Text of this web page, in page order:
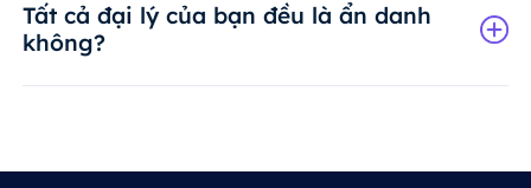
Tất cả đại lý của bạn đều là ẩn danh
không?